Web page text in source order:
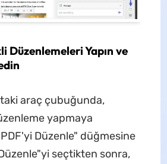
Düzenlemeleri Yapın ve
araç çubuğunda,
yapmaya
Düzenle" düğmesine
seçtikten sonra,